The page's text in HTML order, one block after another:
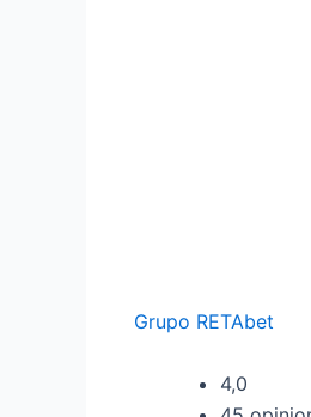
Grupo RETAbet
4,0